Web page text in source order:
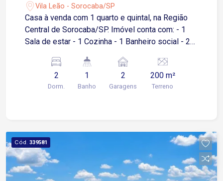
Vila Leão - Sorocaba/SP
Casa à venda com 1 quarto e quintal, na Região
Central de Sorocaba/SP. Imóvel conta com: - 1
Sala de estar - 1 Cozinha - 1 Banheiro social - 2
amplo - 2 Vagas de garagem cobertas
Destaques da localização: Com localização
privilegiada, com acesso a diversos comércios e
de carro do Hospital Evangélico
2
Dorm.
1
Banho
2
Garagens
200 m²
Terreno
Cód. 339581